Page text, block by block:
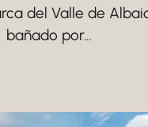
del Valle de
bañado por…